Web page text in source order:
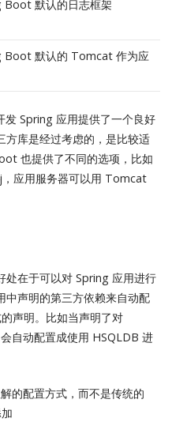
Boot 默认的日志框架
Boot 默认的 Tomcat 作为应
发 Spring 应用提供了一个良好
库是经过考虑的，是比较适
也提供了不同的选项，比如
应用服务器可以用 Tomcat
在于可以对 Spring 应用进行
声明的第三方依赖来自动配
声明。比如当声明了对
自动配置成使用 HSQLDB 进
的配置方式，而不是传统的